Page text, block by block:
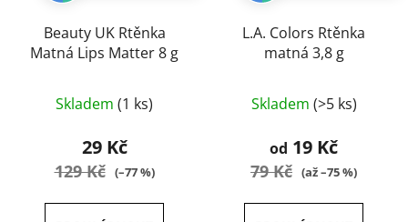
Beauty UK Rtěnka
Matná Lips Matter 8 g
hodnocení
produktu
je
Skladem (1 ks)
29 Kč
129 Kč (–77 %)
L.A. Colors Rtěnka
matná 3,8 g
hodnocení
produktu
Skladem (>5 ks)
od 19 Kč
79 Kč (až –75 %)